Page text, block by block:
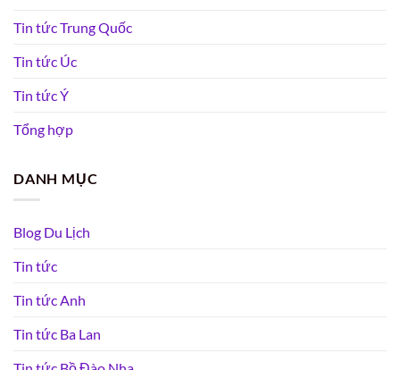
Tin tức Trung Quốc
Tin tức Úc
Tin tức Ý
Tổng hợp
DANH MỤC
Blog Du Lịch
Tin tức
Tin tức Anh
Tin tức Ba Lan